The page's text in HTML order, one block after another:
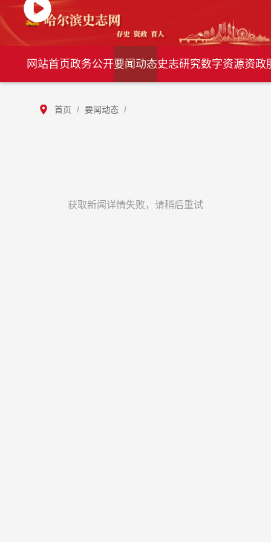
网站首页政务公开要闻动态史志研究数字资源资政
首页 / 要闻动态 /
获取新闻详情失败，请稍后重试